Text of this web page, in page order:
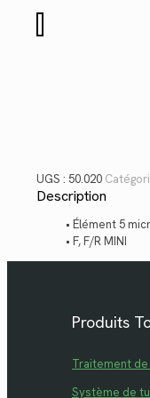
de
UGS : 50.020
Description
• Élément 5
• F, F/R MINI
Produits
Traitement
Système de